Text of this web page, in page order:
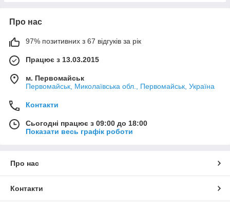
Про нас
97% позитивних з 67 відгуків за рік
Працює з 13.03.2015
м. Первомайськ
Первомайськ, Миколаївська обл., Первомайськ, Україна
Контакти
Сьогодні працює з 09:00 до 18:00
Показати весь графік роботи
Про нас
Контакти